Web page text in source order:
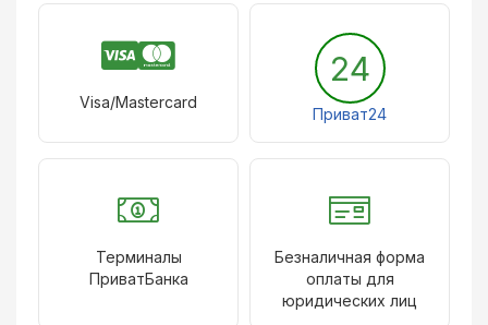
Visa/Mastercard
24
Приват24
Терминалы
ПриватБанка
Безналичная форма
оплаты для
юридических лиц